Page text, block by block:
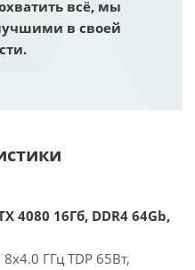
всё, мы
в своей
4080 16Гб, DDR4 64Gb,
ГГц TDP 65Вт,